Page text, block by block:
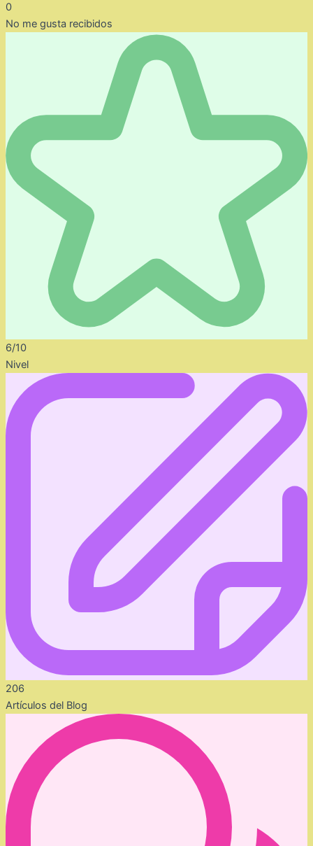
0
No me gusta recibidos
6/10
Nivel
206
Artículos del Blog